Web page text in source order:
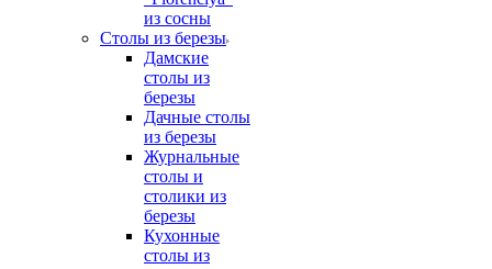
из сосны
Столы из березы
Дамские
столы из
березы
Дачные столы
из березы
Журнальные
столы и
столики из
березы
Кухонные
столы из